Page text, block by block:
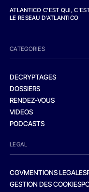
ATLANTICO C'EST QUI,
LE RESEAU D'ATLANTICO
CATEGORIES
DECRYPTAGES
DOSSIERS
RENDEZ-VOUS
VIDEOS
PODCASTS
LEGAL
CGVMENTIONS LEGALES
GESTION DES COOKIES